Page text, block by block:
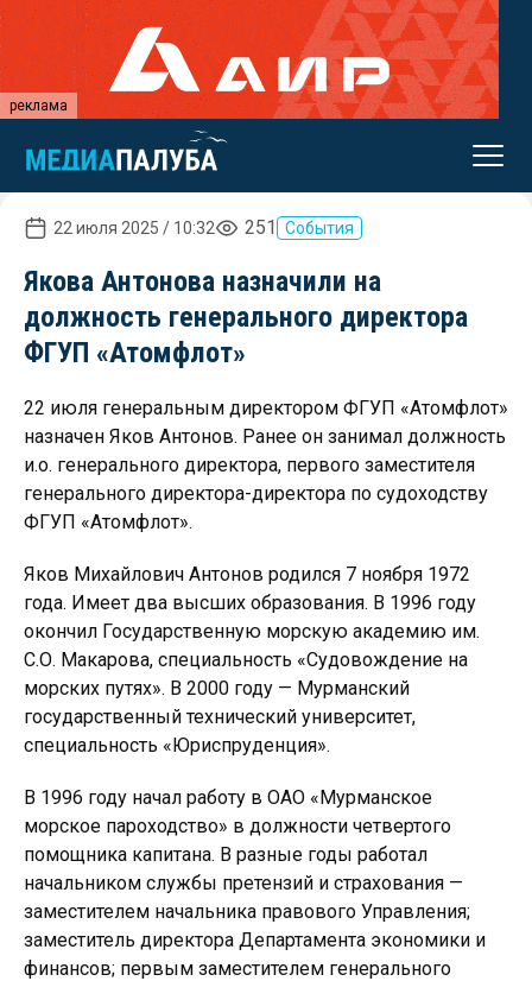
реклама
22 июля 2025 / 10:32 251 События
Якова Антонова назначили на
должность генерального директора
ФГУП «Атомфлот»
22 июля генеральным директором ФГУП «Атомфлот»
назначен Яков Антонов. Ранее он занимал должность
и.о. генерального директора, первого заместителя
генерального директора-директора по судоходству
ФГУП «Атомфлот».
Яков Михайлович Антонов родился 7 ноября 1972
года. Имеет два высших образования. В 1996 году
окончил Государственную морскую академию им.
С.О. Макарова, специальность «Судовождение на
морских путях». В 2000 году — Мурманский
государственный технический университет,
специальность «Юриспруденция».
В 1996 году начал работу в ОАО «Мурманское
морское пароходство» в должности четвертого
помощника капитана. В разные годы работал
начальником службы претензий и страхования —
заместителем начальника правового Управления;
заместитель директора Департамента экономики и
финансов; первым заместителем генерального